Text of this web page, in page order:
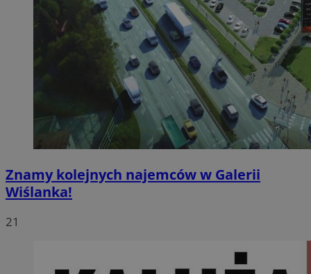
Znamy kolejnych najemców w Galerii
Wiślanka!
21